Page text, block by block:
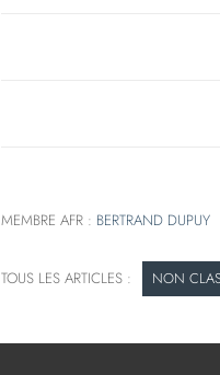
MEMBRE AFR : BERTRAND DUPUY
NON